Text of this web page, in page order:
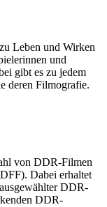
Leben und Wirken
und
gibt es zu jedem
deren Filmografie.
von DDR-Filmen
Dabei erhaltet
DDR-
DDR-